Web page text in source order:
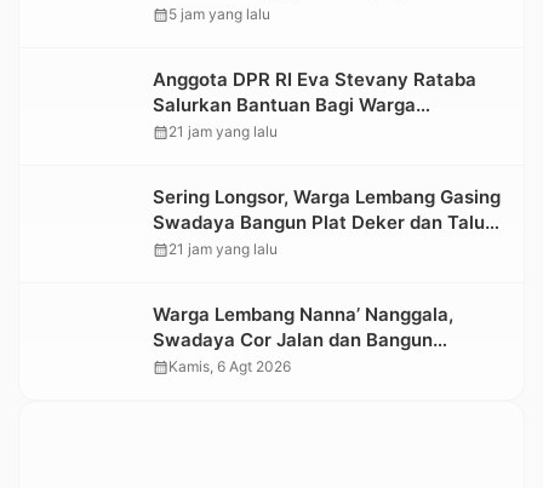
tidak Larut dalam Trauma dan
calendar_month5 jam yang lalu
Anggota DPR RI Eva Stevany Rataba
Salurkan Bantuan Bagi Warga
Terdampak Longsor di Buntu Pepasan
calendar_month21 jam yang lalu
Sering Longsor, Warga Lembang Gasing
Swadaya Bangun Plat Deker dan Talut
Jalan Penghubung Antar Lembang
calendar_month21 jam yang lalu
Warga Lembang Nanna’ Nanggala,
Swadaya Cor Jalan dan Bangun
Jembatan
calendar_monthKamis, 6 Agt 2026